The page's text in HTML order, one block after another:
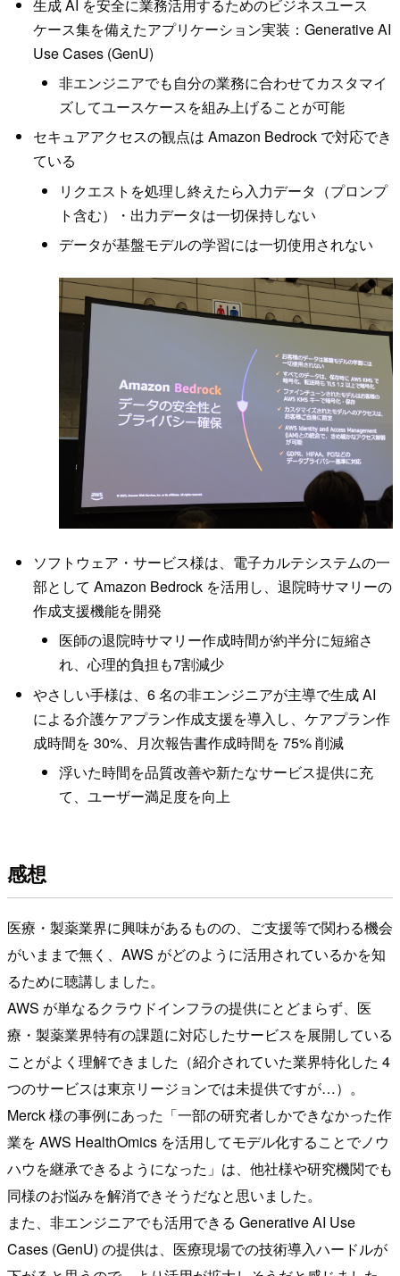
生成 AI を安全に業務活用するためのビジネスユース
ケース集を備えたアプリケーション実装：Generative AI
Use Cases (GenU)
非エンジニアでも自分の業務に合わせてカスタマイ
ズしてユースケースを組み上げることが可能
セキュアアクセスの観点は Amazon Bedrock で対応でき
ている
リクエストを処理し終えたら入力データ（プロンプ
ト含む）・出力データは一切保持しない
データが基盤モデルの学習には一切使用されない
ソフトウェア・サービス様は、電子カルテシステムの一
部として Amazon Bedrock を活用し、退院時サマリーの
作成支援機能を開発
医師の退院時サマリー作成時間が約半分に短縮さ
れ、心理的負担も7割減少
やさしい手様は、6 名の非エンジニアが主導で生成 AI
による介護ケアプラン作成支援を導入し、ケアプラン作
成時間を 30%、月次報告書作成時間を 75% 削減
浮いた時間を品質改善や新たなサービス提供に充
て、ユーザー満足度を向上
感想
医療・製薬業界に興味があるものの、ご支援等で関わる機会
がいままで無く、AWS がどのように活用されているかを知
るために聴講しました。
AWS が単なるクラウドインフラの提供にとどまらず、医
療・製薬業界特有の課題に対応したサービスを展開している
ことがよく理解できました（紹介されていた業界特化した 4
つのサービスは東京リージョンでは未提供ですが…）。
Merck 様の事例にあった「一部の研究者しかできなかった作
業を AWS HealthOmics を活用してモデル化することでノウ
ハウを継承できるようになった」は、他社様や研究機関でも
同様のお悩みを解消できそうだなと思いました。
また、非エンジニアでも活用できる Generative AI Use
Cases (GenU) の提供は、医療現場での技術導入ハードルが